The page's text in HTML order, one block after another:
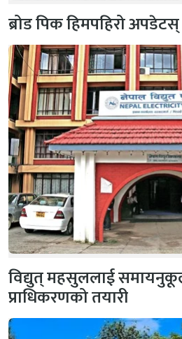
ब्रोड पिक हिमपहिरो
विद्युत् महसुललाई
प्राधिकरणको तयारी